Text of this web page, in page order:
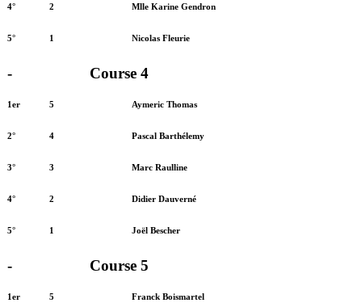
4° 2 Mlle Karine Gendron
5° 1 Nicolas Fleurie
- Course 4
1er 5 Aymeric Thomas
2° 4 Pascal Barthélemy
3° 3 Marc Raulline
4° 2 Didier Dauverné
5° 1 Joël Bescher
- Course 5
1er 5 Franck Boismartel